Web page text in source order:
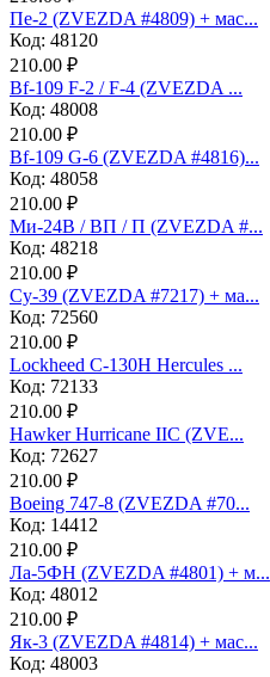
Пе-2 (ZVEZDA #4809) + мас...
Код: 48120
210.00 ₽
Bf-109 F-2 / F-4 (ZVEZDA ...
Код: 48008
210.00 ₽
Bf-109 G-6 (ZVEZDA #4816)...
Код: 48058
210.00 ₽
Ми-24В / ВП / П (ZVEZDA #...
Код: 48218
210.00 ₽
Су-39 (ZVEZDA #7217) + ма...
Код: 72560
210.00 ₽
Lockheed C-130H Hercules ...
Код: 72133
210.00 ₽
Hawker Hurricane IIC (ZVE...
Код: 72627
210.00 ₽
Boeing 747-8 (ZVEZDA #70...
Код: 14412
210.00 ₽
Ла-5ФН (ZVEZDA #4801) + м...
Код: 48012
210.00 ₽
Як-3 (ZVEZDA #4814) + мас...
Код: 48003